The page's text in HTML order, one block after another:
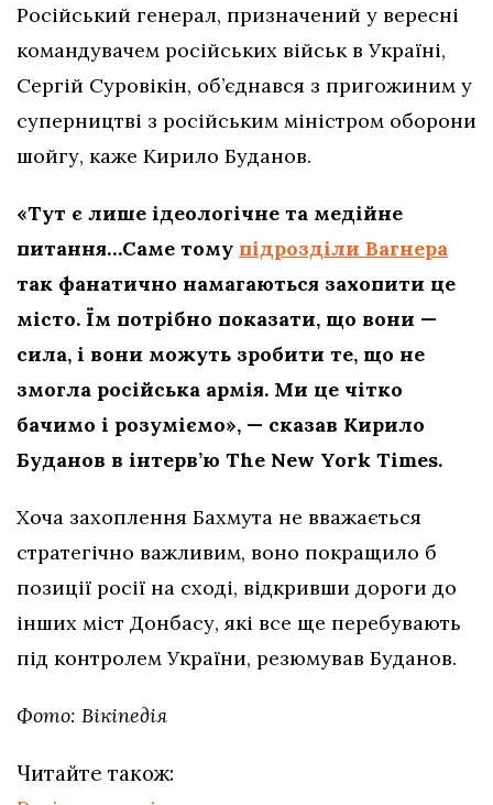
Російський генерал, призначений у вересні
командувачем російських військ в Україні,
Сергій Суровікін, об’єднався з пригожиним у
суперництві з російським міністром оборони
шойгу, каже Кирило Буданов.
«Тут є лише ідеологічне та медійне
питання…Саме тому підрозділи Вагнера
так фанатично намагаються захопити це
місто. Їм потрібно показати, що вони —
сила, і вони можуть зробити те, що не
змогла російська армія. Ми це чітко
бачимо і розуміємо», — сказав Кирило
Буданов в інтерв’ю The New York Times.
Хоча захоплення Бахмута не вважається
стратегічно важливим, воно покращило б
позиції росії на сході, відкривши дороги до
інших міст Донбасу, які все ще перебувають
під контролем України, резюмував Буданов.
Фото: Вікіпедія
Читайте також: